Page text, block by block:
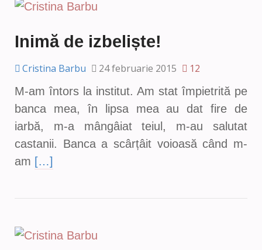
Inimă de izbeliște!
Cristina Barbu 24 februarie 2015
12
M-am întors la institut. Am stat împietrită pe
banca mea, în lipsa mea au dat fire de
iarbă, m-a mângâiat teiul, m-au salutat
castanii. Banca a scârțâit voioasă când m-
am […]